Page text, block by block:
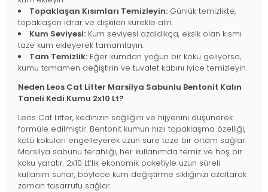
Topaklaşan Kısımları Temizleyin: Günlük temizlikte,
topaklaşan idrar ve dışkıları kürekle alın.
Kum Seviyesi: Kum seviyesi azaldıkça, eksik olan kısmı
taze kum ekleyerek tamamlayın.
Tam Temizlik: Eğer kumdan yoğun bir koku geliyorsa,
kumu tamamen değiştirin ve tuvalet kabını iyice temizleyin.
Neden Leos Cat Litter Marsilya Sabunlu Bentonit Kalın
Taneli Kedi Kumu 2x10 Lt?
Leos Cat Litter, kedinizin sağlığını ve hijyenini düşünerek
formüle edilmiştir. Bentonit kumun hızlı topaklaşma özelliği,
kötü kokuları engelleyerek uzun süre taze bir ortam sağlar.
Marsilya sabunu ferahlığı, her kullanımda temiz ve hoş bir
koku yaratır. 2x10 Lt’lik ekonomik paketiyle uzun süreli
kullanım sunar, böylece kum değiştirme sıklığınızı azaltarak
zaman tasarrufu sağlar.